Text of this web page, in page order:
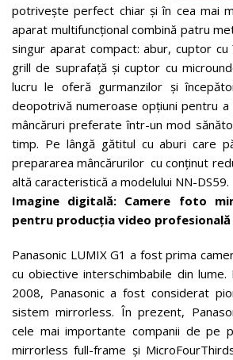
potrivește perfect chiar și în cea mai
aparat multifuncțional combină patru
singur aparat compact: abur, cuptor
grill de suprafață și cuptor cu
lucru le oferă gurmanzilor și
deopotrivă numeroase opțiuni pentru
mâncăruri preferate într-un mod
timp. Pe lângă gătitul cu aburi care
prepararea mâncărurilor cu conținut
altă caracteristică a modelului NN-DS59.
Imagine digitală: Camere foto
pentru producția video profesională
Panasonic LUMIX G1 a fost prima
cu obiective interschimbabile din lume.
2008, Panasonic a fost considerat
sistem mirrorless. În prezent,
cele mai importante companii de pe
mirrorless full-frame și